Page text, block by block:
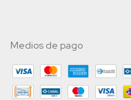
Medios de pago